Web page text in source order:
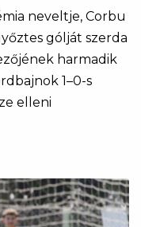
neveltje, Corbu
gólját szerda
harmadik
1–0-s
elleni